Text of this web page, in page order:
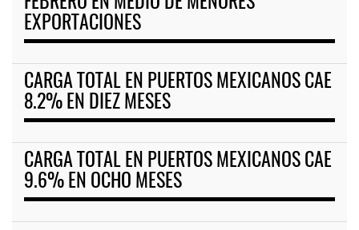
EXPORTACIONES
CARGA TOTAL EN PUERTOS MEXICANOS CAE
8.2% EN DIEZ MESES
CARGA TOTAL EN PUERTOS MEXICANOS CAE
9.6% EN OCHO MESES